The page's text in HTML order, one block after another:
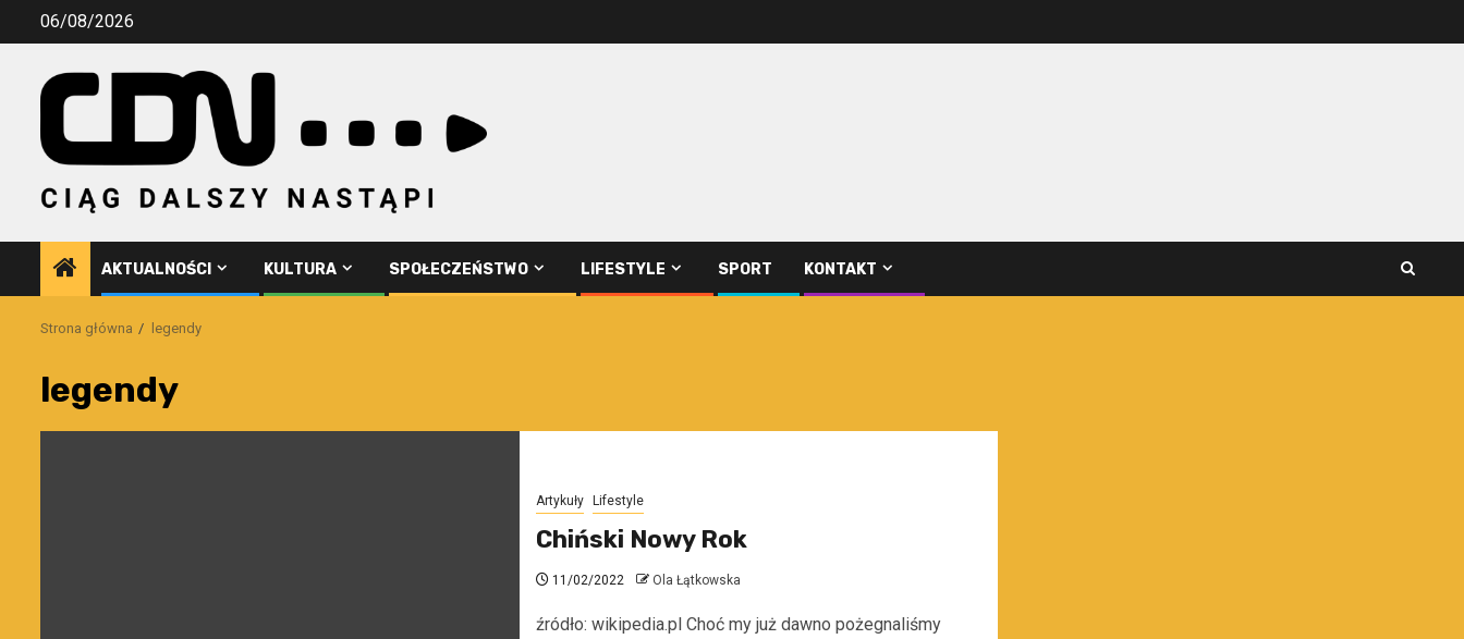
Przejdź06/08/2026
AKTUALNOŚCI KULTURA SPOŁECZEŃSTWO LIFESTYLE SPORT KONTAKT
Strona główna legendy
legendy
Artykuły Lifestyle
Chiński Nowy Rok
11/02/2022 Ola Łątkowska
źródło: wikipedia.pl Choć my już dawno pożegnaliśmy